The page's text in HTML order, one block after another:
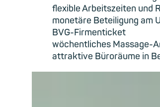
flexible Arbeitszeiten und
monetäre Beteiligung am
BVG-Firmenticket
wöchentliches Massage-
attraktive Büroräume in